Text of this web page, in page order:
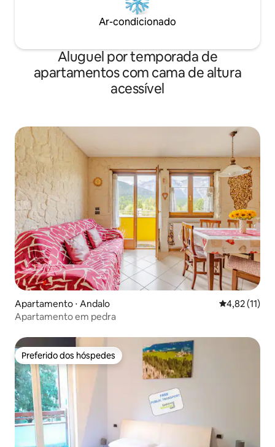
Ar-condicionado
Aluguel por temporada de
apartamentos com cama de altura
acessível
Apartamento ⋅ Andalo 4,82 de uma
4,82 (11)
Apartamento em pedra
Preferido dos hóspedes
Preferido dos hóspedes